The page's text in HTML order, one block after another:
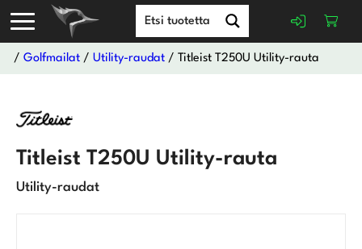
/Golfmailat /Utility-raudat / Titleist T250U Utility-rauta
Titleist T250U Utility-rauta
Utility-raudat